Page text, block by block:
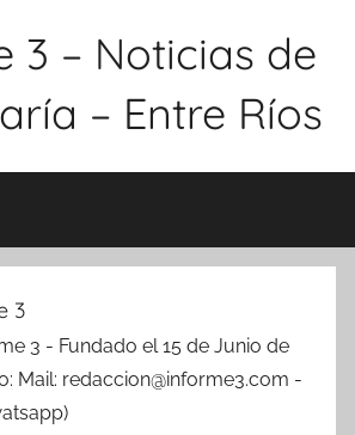
3 – Noticias de
– Entre Ríos
3
3 - Fundado el 15 de Junio de
Mail: redaccion@informe3.com -